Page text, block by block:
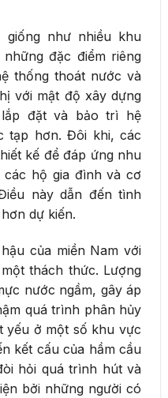
giống như nhiều khu
đặc điểm riêng
thống thoát nước và
với mật độ xây dựng
đặt và bảo trì hệ
tạp hơn. Đôi khi, các
kế để đáp ứng nhu
hộ gia đình và cơ
này dẫn đến tình
dự kiến.
của miền Nam với
thách thức. Lượng
nước ngầm, gây áp
quá trình phân hủy
yếu ở một số khu vực
kết cấu của hầm cầu
hỏi quá trình hút và
bởi những người có